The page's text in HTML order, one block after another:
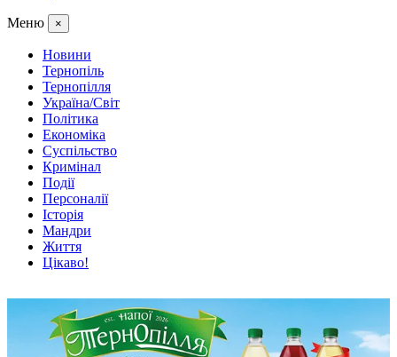
Меню ×
Новини
Тернопіль
Тернопілля
Україна/Світ
Політика
Економіка
Суспільство
Кримінал
Події
Персоналії
Історія
Мандри
Життя
Цікаво!